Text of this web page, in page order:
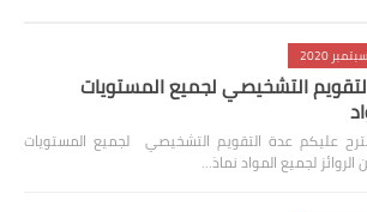
التشخيصي لجميع المستويات
عليكم عدة التقويم التشخيصي لجميع المستويات
لجميع المواد نماذ…